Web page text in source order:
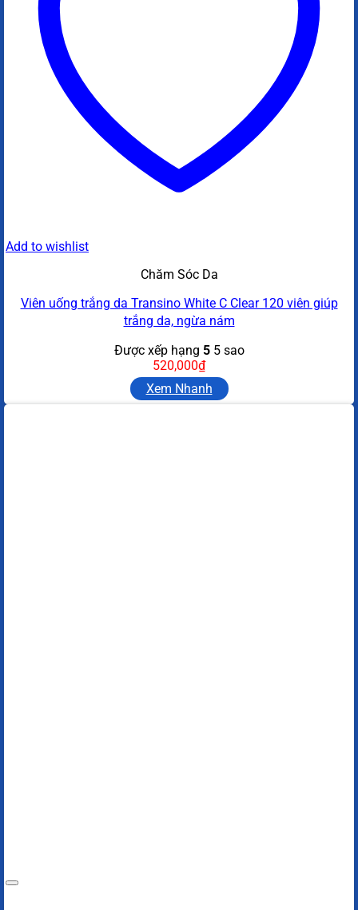
Add to wishlist
Chăm Sóc Da
Viên uống trắng da Transino White C Clear 120 viên giúp
trắng da, ngừa nám
Được xếp hạng 55 sao
520,000₫
Xem Nhanh